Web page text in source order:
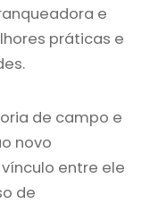
e
práticas e
de campo e
novo
entre ele
de